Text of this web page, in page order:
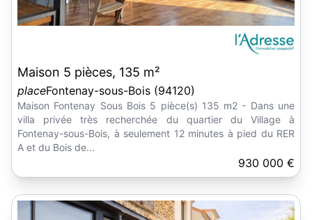
Maison 5 pièces, 135 m²
placeFontenay-sous-Bois (94120)
Maison Fontenay Sous Bois 5 pièce(s) 135 m2 - Dans une
villa privée très recherchée du quartier du Village à
Fontenay-sous-Bois, à seulement 12 minutes à pied du RER
A et du Bois de...
930 000 €